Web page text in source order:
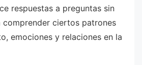
respuestas a preguntas sin
comprender ciertos patrones
emociones y relaciones en la